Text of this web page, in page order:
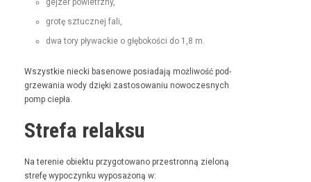
grotę sztucznej fali,
dwa tory pływack­ie o głębokoś­ci do 1,8 m.
Wszys­tkie niec­ki basenowe posi­ada­ją możli­wość pod­
grze­wa­nia wody dzię­ki zas­tosowa­niu nowoczes­nych
pomp ciepła.
Strefa relaksu
Na tere­nie obiek­tu przy­go­towano prze­stron­ną zieloną
stre­fę wypoczynku wyposażoną w: